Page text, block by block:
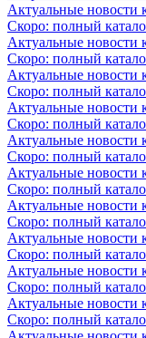
Актуальные новости
Скоро: полный
Актуальные новости
Скоро: полный
Актуальные новости
Скоро: полный
Актуальные новости
Скоро: полный
Актуальные новости
Скоро: полный
Актуальные новости
Скоро: полный
Актуальные новости
Скоро: полный
Актуальные новости
Скоро: полный
Актуальные новости
Скоро: полный
Актуальные новости
Скоро: полный